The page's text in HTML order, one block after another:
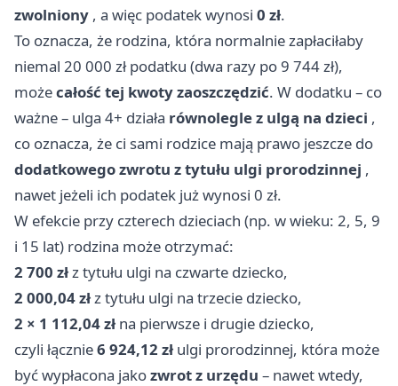
zwolniony , a więc podatek wynosi 0 zł.
To oznacza, że rodzina, która normalnie zapłaciłaby
niemal 20 000 zł podatku (dwa razy po 9 744 zł),
możecałość tej kwoty zaoszczędzić. W dodatku – co
ważne – ulga 4+ działa równolegle z ulgą na dzieci ,
co oznacza, że ci sami rodzice mają prawo jeszcze do
dodatkowego zwrotu z tytułu ulgi prorodzinnej ,
nawet jeżeli ich podatek już wynosi 0 zł.
W efekcie przy czterech dzieciach (np. w wieku: 2, 5, 9
i 15 lat) rodzina może otrzymać:
2 700 złz tytułu ulgi na czwarte dziecko,
2 000,04 złz tytułu ulgi na trzecie dziecko,
2 × 1 112,04 zł na pierwsze i drugie dziecko,
czyli łącznie6 924,12 zł ulgi prorodzinnej, która może
być wypłacona jakozwrot z urzędu – nawet wtedy,